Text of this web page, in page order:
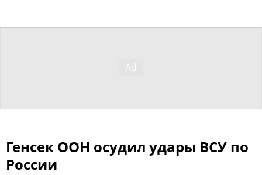
Генсек ООН осудил удары ВСУ по
России